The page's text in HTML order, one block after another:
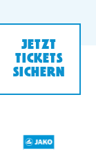
JETZT
TICKETS
SICHERN